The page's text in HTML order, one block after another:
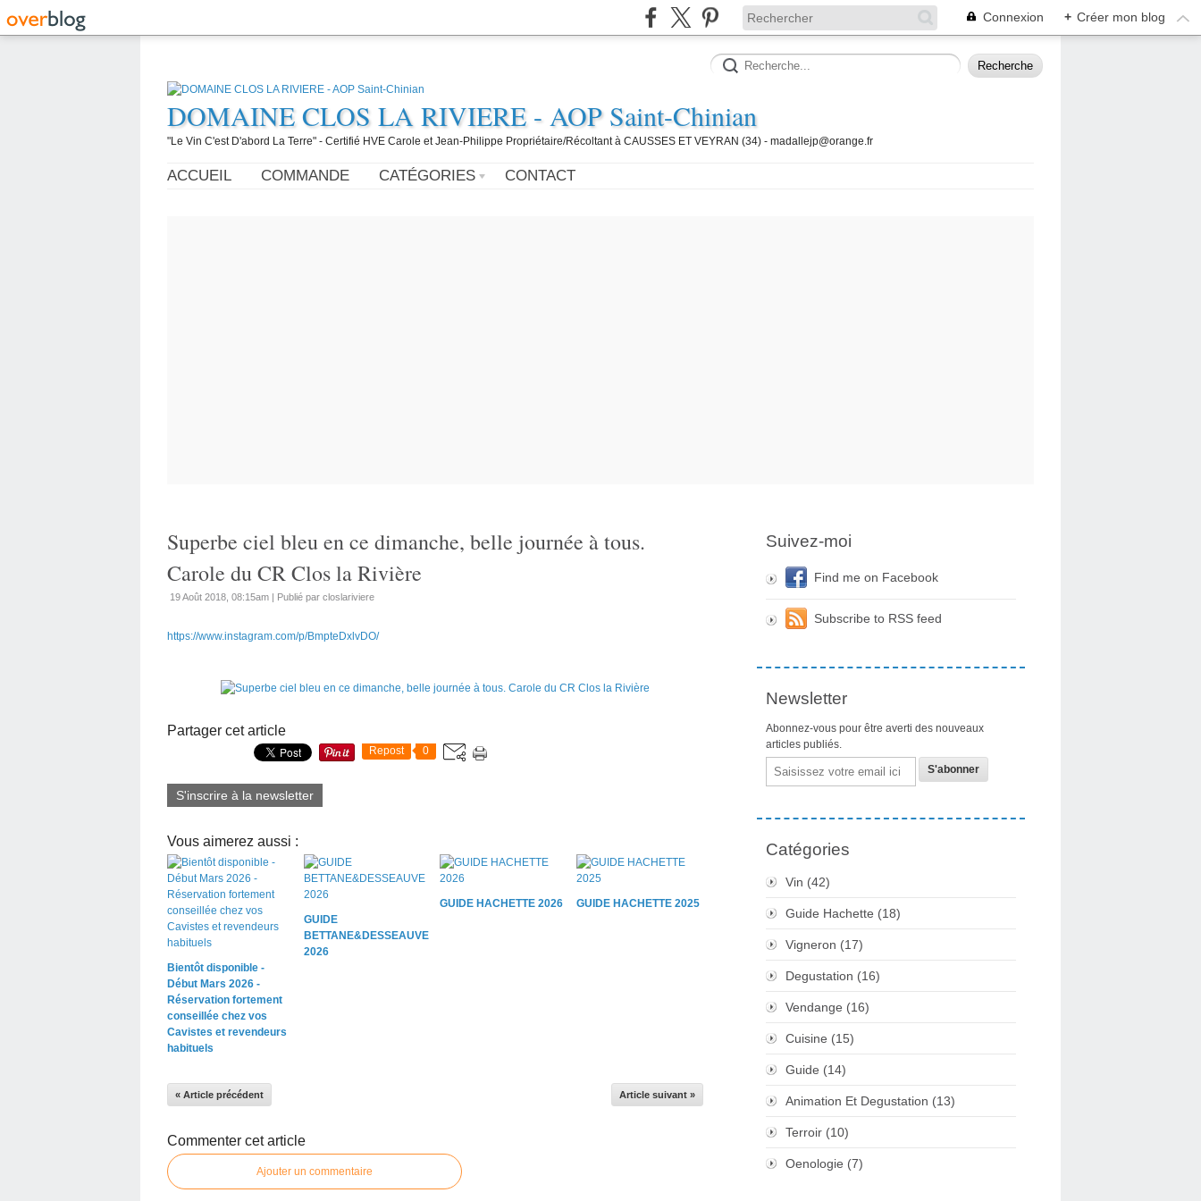
Connexion + Créer mon blog
DOMAINE CLOS LA RIVIERE - AOP Saint-Chinian
"Le Vin C'est D'abord La Terre" - Certifié HVE Carole et Jean-Philippe Propriétaire/Récoltant à CAUSSES ET VEYRAN (34) - madallejp@orange.fr
ACCUEIL COMMANDE CATÉGORIES CONTACT
Superbe ciel bleu en ce dimanche, belle journée à tous.
Carole du CR Clos la Rivière
19 Août 2018, 08:15am | Publié par closlariviere
https://www.instagram.com/p/BmpteDxlvDO/
Partager cet article
Repost 0
S'inscrire à la newsletter
Vous aimerez aussi :
Bientôt disponible -
Début Mars 2026 -
Réservation fortement
conseillée chez vos
Cavistes et revendeurs
habituels
GUIDE
BETTANE&DESSEAUVE
2026
GUIDE HACHETTE 2026 GUIDE HACHETTE 2025
« Article précédent Article suivant »
Commenter cet article
Ajouter un commentaire
Suivez-moi
Find me on Facebook
Subscribe to RSS feed
Newsletter
Abonnez-vous pour être averti des nouveaux
articles publiés.
Email
Catégories
Vin (42)
Guide Hachette (18)
Vigneron (17)
Degustation (16)
Vendange (16)
Cuisine (15)
Guide (14)
Animation Et Degustation (13)
Terroir (10)
Oenologie (7)